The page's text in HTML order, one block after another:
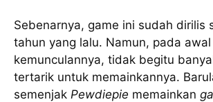
Sebenarnya, game ini sudah dirilis
tahun yang lalu. Namun, pada awal
kemunculannya, tidak begitu
tertarik untuk memainkannya.
semenjak Pewdiepie memainkan